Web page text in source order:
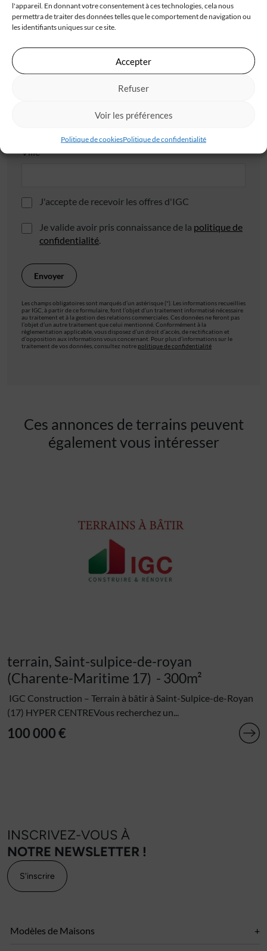
l'appareil. En donnant votre consentement à ces technologies, cela nous
permettra de traiter des données telles que le comportement de navigation ou
les identifiants uniques sur ce site.
Accepter
Refuser
Voir les préférences
Politique de cookiesPolitique de confidentialité
Adresse
Ville*
J'accepte de recevoir les offres d'IGC
Je valide avoir pris connaissance de la politique de
confidentialité.
Les champs obligatoires sont marqués d’un astérisque (*). Les informations recueillies
par IGC, à partir de ce formulaire, font l’objet d’un traitement informatisé nécessaire
au traitement et à la gestion des relations commerciales. Ces données ne feront pas
l’objet d’un autre traitement que celui mentionné. Conformément à la
règlementation applicable, vous disposez d’un droit d’accès, de rectification et
d’opposition aux informations vous concernant. Pour plus d’informations sur le
traitement de vos données, consultez notre politique de confidentialité
Ces annonces de terrains peuvent
également vous intéresser
terrain, Saint-sulpice-de-royan
(Charente-Maritime 17) - 300m²
IGC Construction – Terrain à bâtir à Saint-Sulpice-de-Royan
(17) HYPER CENTREVous recherchez un...
100 000 €
INSCRIVEZ-VOUS À
NOTRE NEWSLETTER !
S'inscrire
Modèles de Maisons